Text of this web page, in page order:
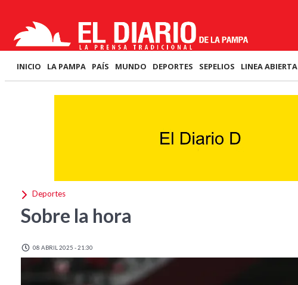
INICIO LA PAMPA PAÍS MUNDO DEPORTES SEPELIOS LINEA ABIERTA
Deportes
Sobre la hora
08 ABRIL 2025 - 21:30